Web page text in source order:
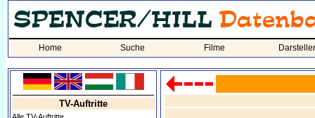
Home Suche Filme Darsteller
TV-Auftritte